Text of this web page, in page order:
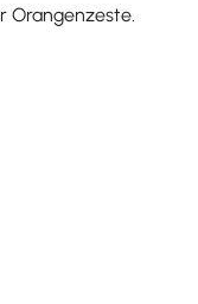
Orangenzeste.